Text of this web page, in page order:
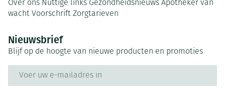
Over ons Nuttige links Gezondheidsnieuws Apotheker van
wacht Voorschrift Zorgtarieven
Nieuwsbrief
Blijf op de hoogte van nieuwe producten en promoties